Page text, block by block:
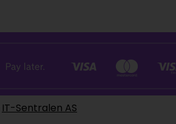
IT-Sentralen AS